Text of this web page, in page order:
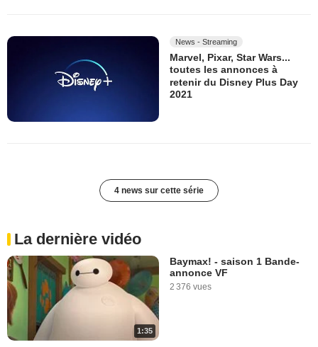
News - Streaming
Marvel, Pixar, Star Wars...
toutes les annonces à
retenir du Disney Plus Day
2021
4 news sur cette série
La dernière vidéo
1:35
Baymax! - saison 1 Bande-
annonce VF
2 376 vues